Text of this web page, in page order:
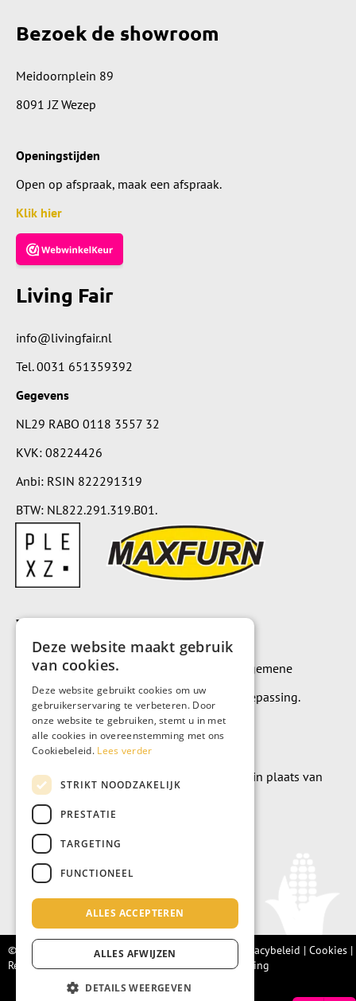
Bezoek de showroom
Meidoornplein 89
8091 JZ Wezep
Openingstijden
Open op afspraak, maak een afspraak.
Klik hier
Living Fair
info@livingfair.nl
Tel.0031 651359392
Gegevens
NL29 RABO 0118 3557 32
KVK: 08224426
Anbi: RSIN 822291319
BTW: NL822.291.319.B01.
Voorwaarden
Op alle leveringen en diensten zijn onze algemene
leverings- en betalingsvoorwaarden van toepassing.
Algemene voorwaarden
Wilt u geld doneren? Dat kan uiteraard ook in plaats van
meubels te kopen.
Doneer
© Living Fair 2022 – Algemene voorwaarden Privacybeleid | Cookies |
Retourbeleid |Integriteitsprotocol|Klachtenregeling
Deze website maakt gebruik
van cookies.
Deze website gebruikt cookies om uw
gebruikerservaring te verbeteren. Door
onze website te gebruiken, stemt u in met
alle cookies in overeenstemming met ons
Cookiebeleid. Lees verder
STRIKT NOODZAKELIJK
PRESTATIE
TARGETING
FUNCTIONEEL
ALLES ACCEPTEREN
ALLES AFWIJZEN
DETAILS WEERGEVEN